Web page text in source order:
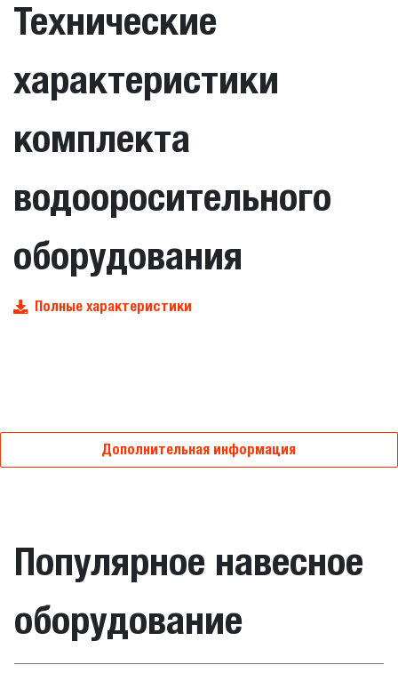
Технические
характеристики
комплекта
водооросительного
оборудования
Полные характеристики
Дополнительная информация
Популярное навесное
оборудование